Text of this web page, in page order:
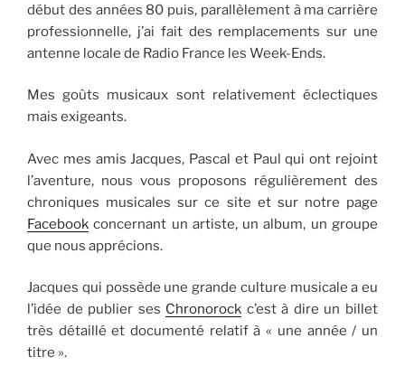
début des années 80 puis, parallèlement à ma carrière
professionnelle, j’ai fait des remplacements sur une
antenne locale de Radio France les Week-Ends.
Mes goûts musicaux sont relativement éclectiques
mais exigeants.
Avec mes amis Jacques, Pascal et Paul qui ont rejoint
l’aventure, nous vous proposons régulièrement des
chroniques musicales sur ce site et sur notre page
Facebook concernant un artiste, un album, un groupe
que nous apprécions.
Jacques qui possède une grande culture musicale a eu
l’idée de publier ses Chronorock c’est à dire un billet
très détaillé et documenté relatif à « une année / un
titre ».